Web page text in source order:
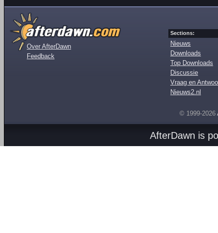
Over AfterDawn
Feedback
Sections:
Nieuws
Downloads
Top Downloads
Discussie
Vraag en
Nieuws2.nl
© 1999-2026
AfterDawn is